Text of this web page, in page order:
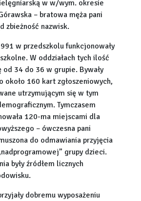
w w/wym. okresie
– bratowa męża pani
zbieżność nazwisk.
w przedszkolu funkcjonowały
W oddziałach tych ilość
od 34 do 36 w grupie. Bywały
około 160 kart zgłoszeniowych,
utrzymującym się w tym
Tymczasem
120-ma miejscami dla
– ówczesna pani
do odmawiania przyjęcia
grupy dzieci.
były źródłem licznych
dobremu wyposażeniu